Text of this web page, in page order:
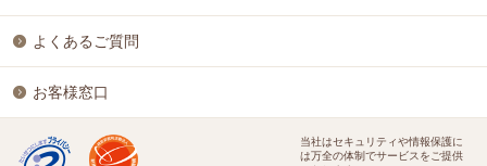
よくあるご質問
お客様窓口
当社はセキュリティや情報保護に
は万全の体制でサービスをご提供